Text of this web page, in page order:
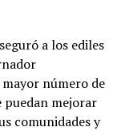
a los ediles
número de
puedan mejorar
comunidades y